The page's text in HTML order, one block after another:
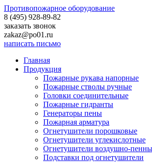
Противопожарное оборудование
8 (495) 928-89-82
заказать звонок
zakaz@po01.ru
написать письмо
Главная
Продукция
Пожарные рукава напорные
Пожарные стволы ручные
Головки соединительные
Пожарные гидранты
Генераторы пены
Пожарная арматура
Огнетушители порошковые
Огнетушители углекислотные
Огнетушители воздушно-
Подставки под огнетушители